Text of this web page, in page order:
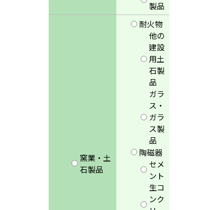
製品
窯業・土
石製品
耐火物
他の
建設
用土
石製
品
ガラ
ス・
ガラ
ス製
品
陶磁器
セメ
ント
生コ
ンク